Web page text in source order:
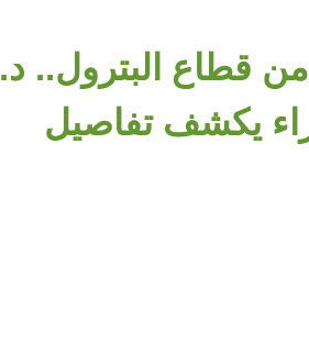
من قطاع البترول.. د.
يكشف تفاصيل